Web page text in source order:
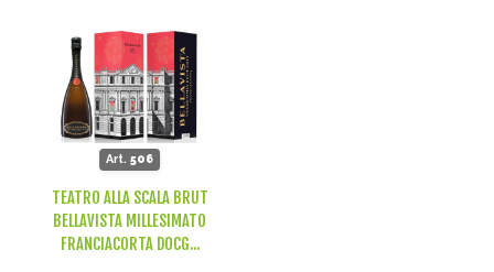
Art.506
TEATRO ALLA SCALA BRUT
BELLAVISTA MILLESIMATO
FRANCIACORTA DOCG...